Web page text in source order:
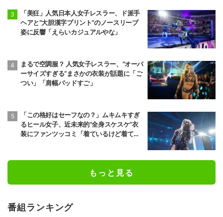
「美狂」人気日本人女子レスラー、ド派手
ヘアと“大胆漢字プリント”のノースリーブ
姿に反響「えらいカジュアルやな」
まるで空調服？ 人気女子レスラー、“オーバ
ーサイズすぎる”まさかの衣装が話題に「ご
つい」「肩幅パッドすご」
「この格好はセーフなの？」ムキムキすぎ
るヒール女子、近未来的“全身スケスケ”衣
装にファンツッコミ「着ているけど着てい
もっと見る
番組ランキング